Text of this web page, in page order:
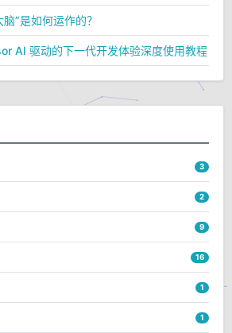
”是如何运作的？
AI 驱动的下一代开发体验深度使用教程
3
2
9
16
1
1